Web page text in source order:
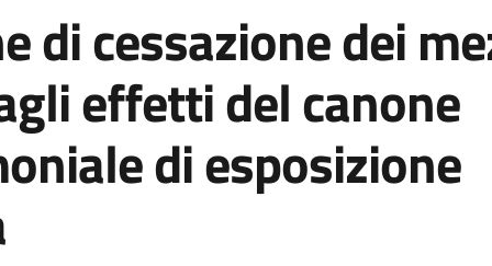
di cessazione dei
effetti del canone
di esposizione